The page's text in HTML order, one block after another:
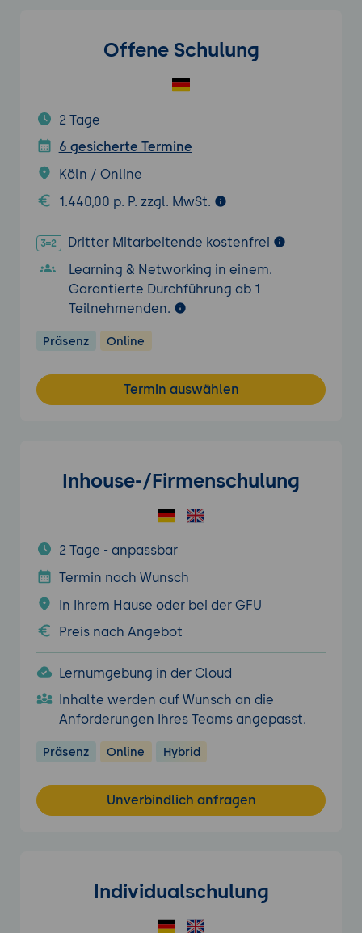
Offene Schulung
2 Tage
6 gesicherte Termine
Köln / Online
1.440,00 p. P. zzgl. MwSt.
Dritter Mitarbeitende kostenfrei
Learning & Networking in einem.
Garantierte Durchführung ab 1
Teilnehmenden.
Präsenz Online
Termin auswählen
Inhouse-/Firmenschulung
2 Tage - anpassbar
Termin nach Wunsch
In Ihrem Hause oder bei der GFU
Preis nach Angebot
Lernumgebung in der Cloud
Inhalte werden auf Wunsch an die
Anforderungen Ihres Teams angepasst.
Präsenz Online Hybrid
Unverbindlich anfragen
Individualschulung